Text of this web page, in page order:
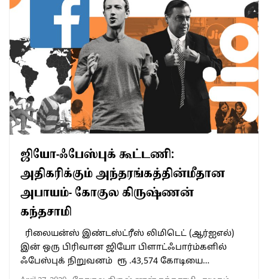
ஜியோ-ஃபேஸ்புக் கூட்டணி:
அதிகரிக்கும் அந்தரங்கத்தின்மீதான
அபாயம்- கோகுல கிருஷ்ணன்
கந்தசாமி
ரிலையன்ஸ் இண்டஸ்ட்ரீஸ் லிமிடெட் (ஆர்ஐஎல்)
இன் ஒரு பிரிவான ஜியோ பிளாட்ஃபார்ம்களில்
ஃபேஸ்புக் நிறுவனம் ரூ .43,574 கோடியை…